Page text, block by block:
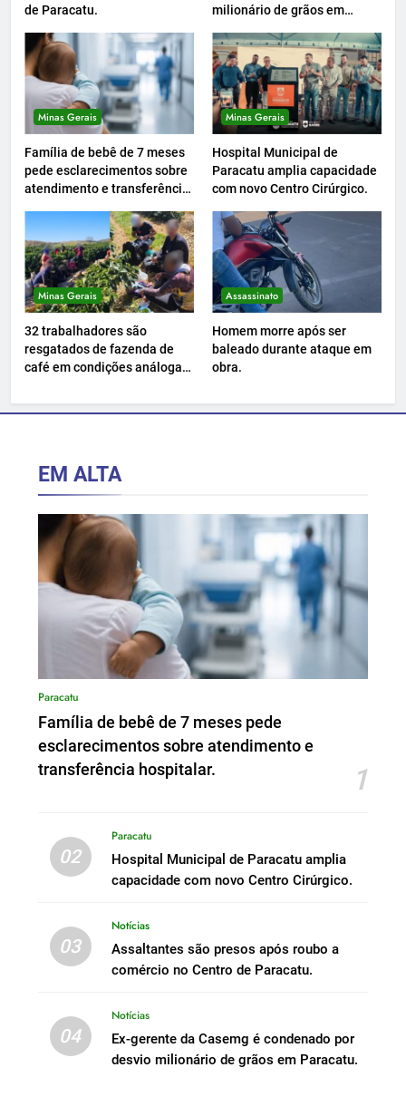
de Paracatu.
milionário de grãos em
Minas Gerais
Família de bebê de 7 meses
pede esclarecimentos sobre
atendimento e transferência
Minas Gerais
Hospital Municipal de
Paracatu amplia capacidade
com novo Centro Cirúrgico.
Minas Gerais
32 trabalhadores são
resgatados de fazenda de
café em condições análogas
Assassinato
Homem morre após ser
baleado durante ataque em
obra.
EM ALTA
Paracatu
Família de bebê de 7 meses pede
esclarecimentos sobre atendimento e
transferência hospitalar.
1
02
Paracatu
Hospital Municipal de Paracatu amplia
capacidade com novo Centro Cirúrgico.
03
Notícias
Assaltantes são presos após roubo a
comércio no Centro de Paracatu.
04
Notícias
Ex-gerente da Casemg é condenado por
desvio milionário de grãos em Paracatu.